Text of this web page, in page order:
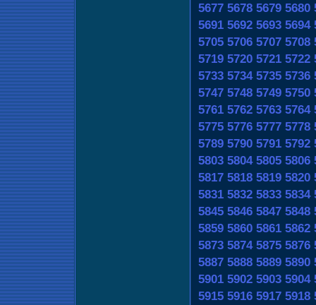
5677 5678 5679 5680
5691 5692 5693 5694
5705 5706 5707 5708
5719 5720 5721 5722
5733 5734 5735 5736
5747 5748 5749 5750
5761 5762 5763 5764
5775 5776 5777 5778
5789 5790 5791 5792
5803 5804 5805 5806
5817 5818 5819 5820
5831 5832 5833 5834
5845 5846 5847 5848
5859 5860 5861 5862
5873 5874 5875 5876
5887 5888 5889 5890
5901 5902 5903 5904
5915 5916 5917 5918